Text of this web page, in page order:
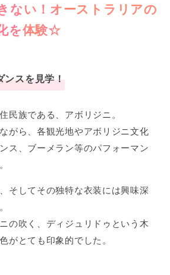
ない！オーストラリアの
を体験☆
ンスを見学！
民族である、アボリジニ。
がら、各観光地やアボリジニ文化
ス、ブーメラン等のパフォーマン
そしてその独特な衣装には興味深
の吹く、ディジュリドゥという木
がとても印象的でした。